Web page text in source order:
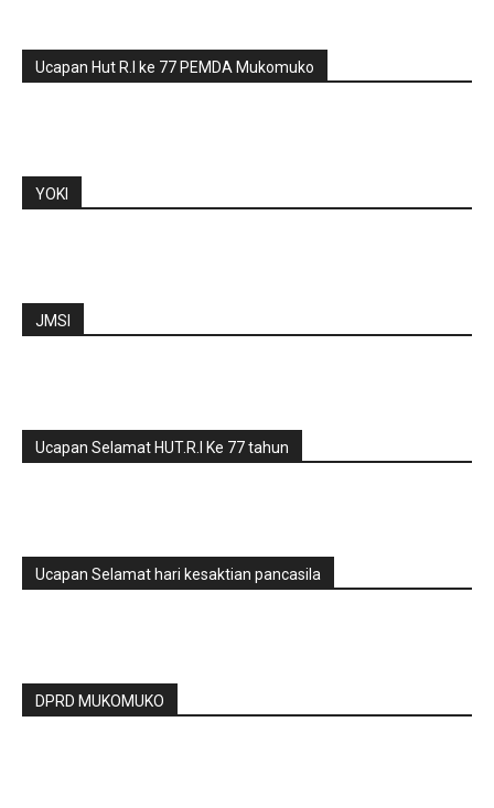
Ucapan Hut R.I ke 77 PEMDA Mukomuko
YOKI
JMSI
Ucapan Selamat HUT.R.I Ke 77 tahun
Ucapan Selamat hari kesaktian pancasila
DPRD MUKOMUKO